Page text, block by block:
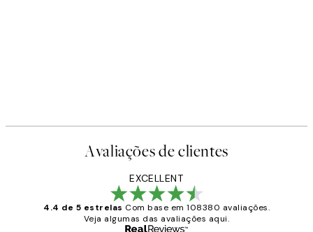
Avaliações de clientes
EXCELLENT
4.4 de 5 estrelas Com base em 108380 avaliações.
Veja algumas das avaliações aqui.